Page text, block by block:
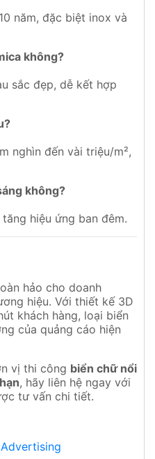
năm, đặc biệt inox và
không?
sắc đẹp, dễ kết hợp
nghìn đến vài triệu/m²,
không?
hiệu ứng ban đêm.
hảo cho doanh
hiệu. Với thiết kế 3D
khách hàng, loại biển
của quảng cáo hiện
vị thi công biển chữ nổi
, hãy liên hệ ngay với
tư vấn chi tiết.